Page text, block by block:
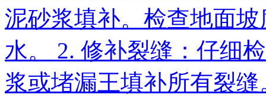
泥砂浆填补。检查地面
水。 2. 修补裂缝：仔细
浆或堵漏王填补所有裂